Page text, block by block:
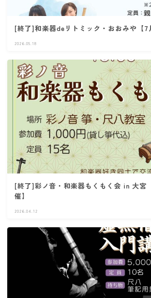
[終了]和楽器deリトミック・おおみや【7
2026.05.18
[終了]彩ノ音・和楽器もくもく会 in 大宮
催】
2026.04.12